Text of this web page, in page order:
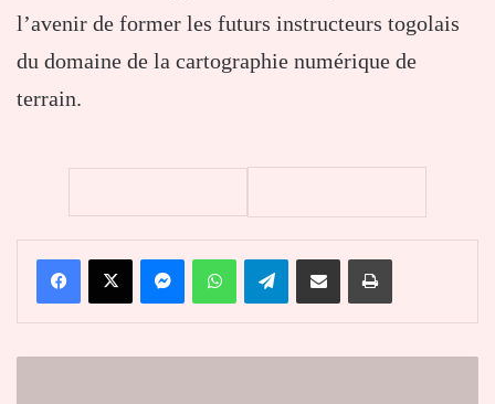
l’avenir de former les futurs instructeurs togolais
du domaine de la cartographie numérique de
terrain.
FacebookX MessengerWhatsAppTelegramPartager par email Imprimer